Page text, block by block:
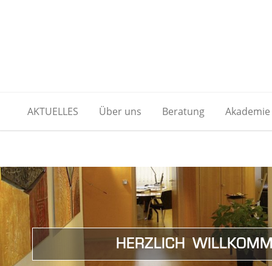
AKTUELLES Über uns Beratung Akademie
HERZLICH